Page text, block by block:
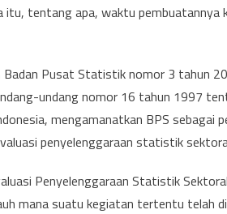
tentang apa, waktu pembuatannya
Badan Pusat Statistik nomor 3 tahun
undang nomor 16 tahun 1997
mengamanatkan BPS sebagai
penyelenggaraan statistik
Penyelenggaraan Statistik
mana suatu kegiatan tertentu telah